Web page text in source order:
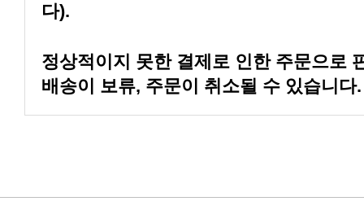
다).
배송이 보류, 주문이 취소될 수 있습니다.